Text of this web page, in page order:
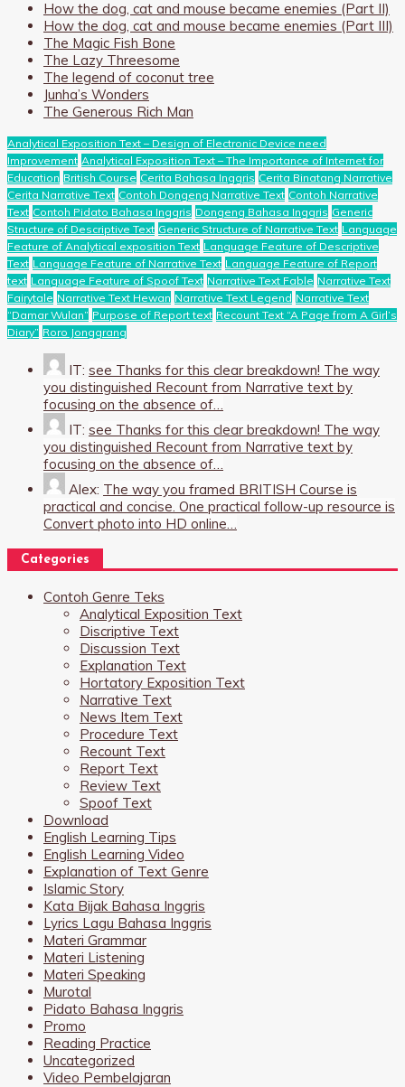
How the dog, cat and mouse became enemies (Part II)
How the dog, cat and mouse became enemies (Part III)
The Magic Fish Bone
The Lazy Threesome
The legend of coconut tree
Junha’s Wonders
The Generous Rich Man
Analytical Exposition Text – Design of Electronic Device need
Improvement Analytical Exposition Text – The Importance of Internet for
Education British Course Cerita Bahasa Inggris Cerita Binatang Narrative
Cerita Narrative Text Contoh Dongeng Narrative Text Contoh Narrative
Text Contoh Pidato Bahasa Inggris Dongeng Bahasa Inggris Generic
Structure of Descriptive Text Generic Structure of Narrative Text Language
Feature of Analytical exposition Text Language Feature of Descriptive
Text Language Feature of Narrative Text Language Feature of Report
text Language Feature of Spoof Text Narrative Text Fable Narrative Text
Fairytale Narrative Text Hewan Narrative Text Legend Narrative Text
“Damar Wulan” Purpose of Report text Recount Text “A Page from A Girl’s
Diary” Roro Jonggrang
IT: see Thanks for this clear breakdown! The way
you distinguished Recount from Narrative text by
focusing on the absence of…
IT: see Thanks for this clear breakdown! The way
you distinguished Recount from Narrative text by
focusing on the absence of…
Alex: The way you framed BRITISH Course is
practical and concise. One practical follow-up resource is
Convert photo into HD online…
Categories
Contoh Genre Teks
Analytical Exposition Text
Discriptive Text
Discussion Text
Explanation Text
Hortatory Exposition Text
Narrative Text
News Item Text
Procedure Text
Recount Text
Report Text
Review Text
Spoof Text
Download
English Learning Tips
English Learning Video
Explanation of Text Genre
Islamic Story
Kata Bijak Bahasa Inggris
Lyrics Lagu Bahasa Inggris
Materi Grammar
Materi Listening
Materi Speaking
Murotal
Pidato Bahasa Inggris
Promo
Reading Practice
Uncategorized
Video Pembelajaran